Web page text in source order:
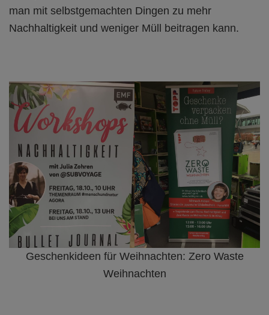
man mit selbstgemachten Dingen zu mehr
Nachhaltigkeit und weniger Müll beitragen kann.
Geschenkideen für Weihnachten: Zero Waste
Weihnachten